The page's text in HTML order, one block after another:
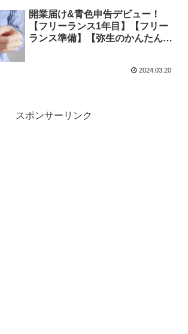
開業届け&青色申告デビュー！
【フリーランス1年目】【フリー
ランス準備】【弥生のかんたん開
2024.03.20
スポンサーリンク